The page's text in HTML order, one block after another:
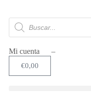
Mi cuenta –
€0,00